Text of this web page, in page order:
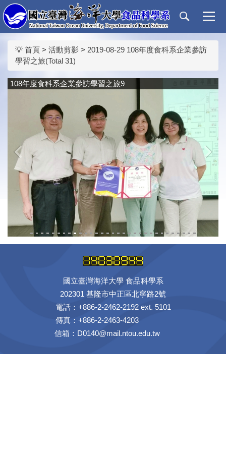
跳
到
主
要
💡 首頁 > 活動剪影 > 2019-08-29 108年度食科系企業參訪
學習之旅(Total 31)
‹ ›
108年度食科系企業參訪學習之旅9
國立臺灣海洋大學 食品科學系
202301 基隆市中正區北寧路2號
電話：+886-2-2462-2192 ext. 5101
傳真：+886-2-2463-4203
信箱：D0140@mail.ntou.edu.tw